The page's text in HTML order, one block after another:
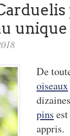
unique
De
oiseaux
pins
appris.